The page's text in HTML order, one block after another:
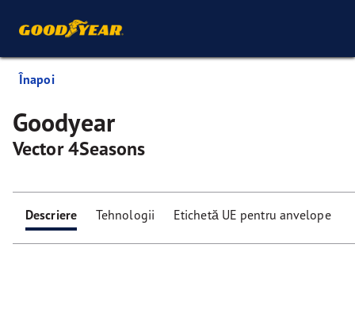
Înapoi
Goodyear
Vector 4Seasons
Descriere Tehnologii Etichetă UE pentru anvelope